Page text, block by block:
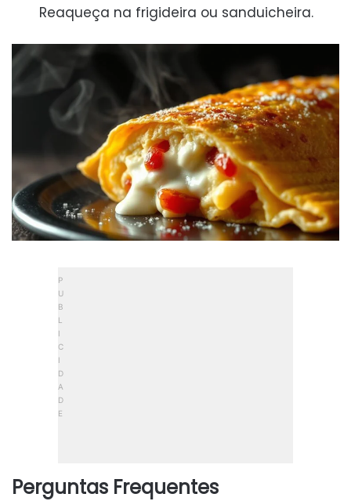
Reaqueça na frigideira ou sanduicheira.
Perguntas Frequentes